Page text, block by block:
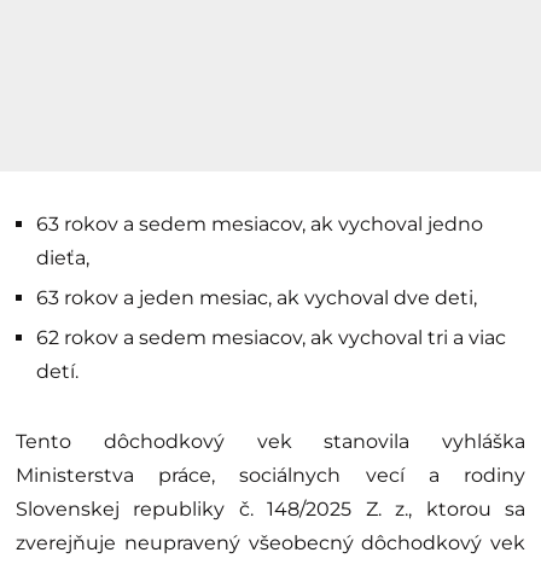
63 rokov a sedem mesiacov, ak vychoval jedno
dieťa,
63 rokov a jeden mesiac, ak vychoval dve deti,
62 rokov a sedem mesiacov, ak vychoval tri a viac
detí.
Tento dôchodkový vek stanovila vyhláška
Ministerstva práce, sociálnych vecí a rodiny
Slovenskej republiky č. 148/2025 Z. z., ktorou sa
zverejňuje neupravený všeobecný dôchodkový vek